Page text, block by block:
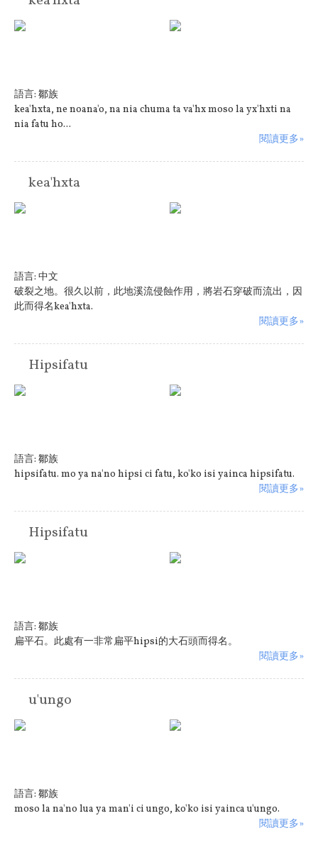
語言: 鄒族
kea'hxta, ne noana'o, na nia chuma ta va'hx moso la yx'hxti na
nia fatu ho...
閱讀更多»
kea'hxta
語言: 中文
破裂之地。很久以前，此地溪流侵蝕作用，將岩石穿破而流出，因
此而得名kea'hxta.
閱讀更多»
Hipsifatu
語言: 鄒族
hipsifatu. mo ya na'no hipsi ci fatu, ko'ko isi yainca hipsifatu.
閱讀更多»
Hipsifatu
語言: 鄒族
扁平石。此處有一非常扁平hipsi的大石頭而得名。
閱讀更多»
u'ungo
語言: 鄒族
moso la na'no lua ya man'i ci ungo, ko'ko isi yainca u'ungo.
閱讀更多»